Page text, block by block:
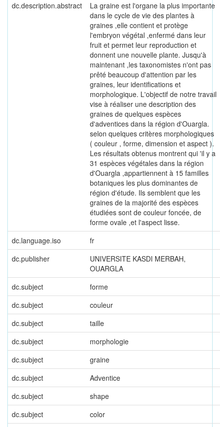
dc.description.abstract
La graine est l'organe la plus importante
dans le cycle de vie des plantes à
graines ,elle contient et protège
l'embryon végétal ,enfermé dans leur
fruit et permet leur reproduction et
donnent une nouvelle plante. Jusqu'à
maintenant ,les taxonomistes n'ont pas
prêté beaucoup d'attention par les
graines, leur identifications et
morphologique. L'objectif de notre travail
vise à réaliser une description des
graines de quelques espèces
d'adventices dans la région d'Ouargla.
selon quelques critères morphologiques
( couleur , forme, dimension et aspect ).
Les résultats obtenus montrent qui 'il y a
31 espèces végétales dans la région
d'Ouargla ,appartiennent à 15 familles
botaniques les plus dominantes de
région d'étude. Ils semblent que les
graines de la majorité des espèces
étudiées sont de couleur foncée, de
forme ovale ,et l'aspect lisse.
dc.language.iso
fr
dc.publisher
UNIVERSITE KASDI MERBAH,
OUARGLA
dc.subject
forme
dc.subject
couleur
dc.subject
taille
dc.subject
morphologie
dc.subject
graine
dc.subject
Adventice
dc.subject
shape
dc.subject
color